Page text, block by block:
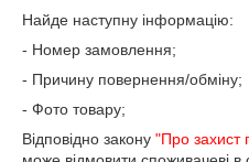
Найде наступну інформацію:
- Номер замовлення;
- Причину повернення/обміну;
- Фото товару;
Відповідно закону "Про захист